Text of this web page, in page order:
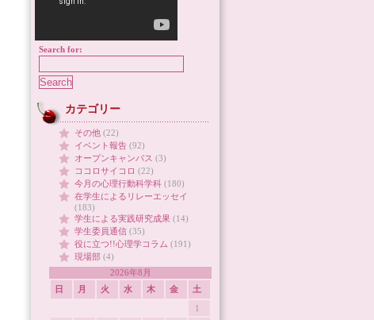
Search for:
カテゴリー
その他 (22)
イベント報告 (92)
オープンキャンパス (3)
ココロサイコロ (22)
今月の心理行動科学科 (180)
在学生によるリレーエッセイ
(183)
学生による実践研究成果 (14)
学生委員通信 (35)
役に立つ!!心理学コラム (191)
現場部 (4)
2026年8月
日
月 火 水 木 金
土
1